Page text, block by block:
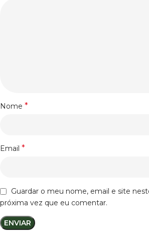
Nome *
Email *
Guardar o meu nome, email e site
próxima vez que eu comentar.